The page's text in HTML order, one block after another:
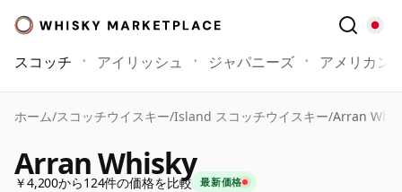
スコッチ アイリッシュ ジャパニーズ アメリカン
ホーム/スコッチウイスキー/Island スコッチウイスキー/Arran
Arran Whisky
￥4,200から124件の価格を比較 最新価格